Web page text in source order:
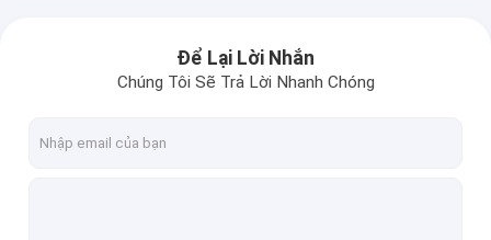
Để Lại Lời Nhắn
Chúng Tôi Sẽ Trả Lời Nhanh Chóng